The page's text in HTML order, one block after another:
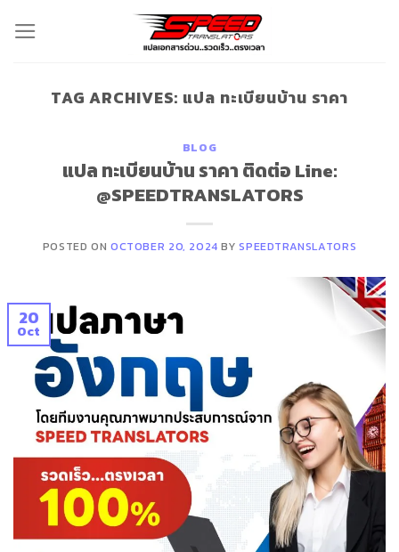
TAG ARCHIVES: แปล ทะเบียนบ้าน ราคา
BLOG
แปล ทะเบียนบ้าน ราคา ติดต่อ Line:
@SPEEDTRANSLATORS
POSTED ON OCTOBER 20, 2024 BYSPEEDTRANSLATORS
20
Oct